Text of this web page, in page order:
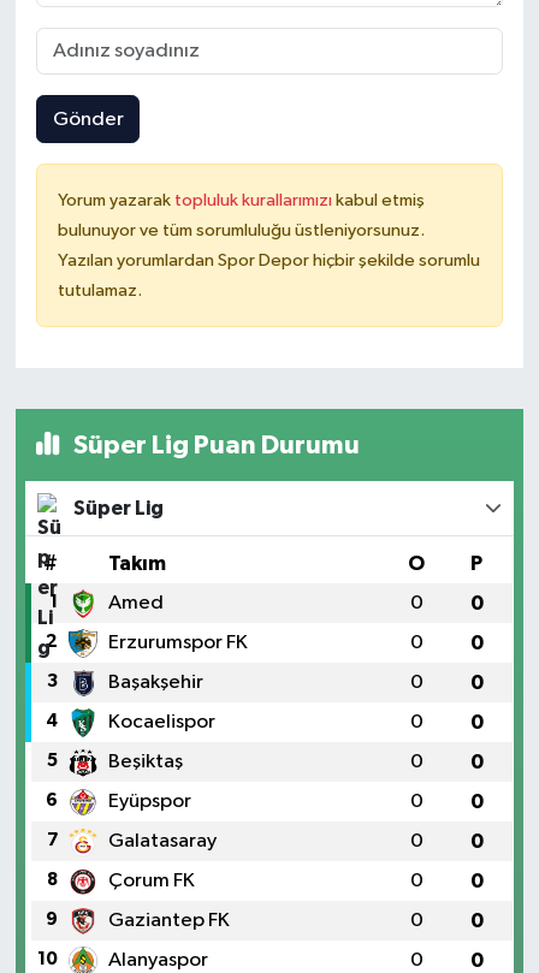
Gönder
Yorum yazarak topluluk kurallarımızı kabul etmiş
bulunuyor ve tüm sorumluluğu üstleniyorsunuz.
Yazılan yorumlardan Spor Depor hiçbir şekilde sorumlu
tutulamaz.
Süper Lig Puan Durumu
Süper Lig
# Takım O P
1 Amed 0 0
2 Erzurumspor FK 0 0
3 Başakşehir 0 0
4 Kocaelispor 0 0
5 Beşiktaş 0 0
6 Eyüpspor 0 0
7 Galatasaray 0 0
8 Çorum FK 0 0
9 Gaziantep FK 0 0
10 Alanyaspor 0 0